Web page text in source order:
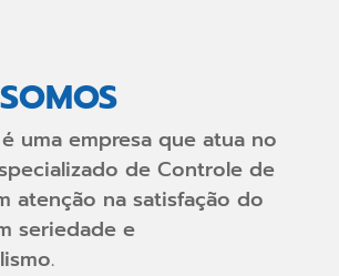
é uma empresa que atua no
de Controle de
atenção na satisfação do
seriedade e